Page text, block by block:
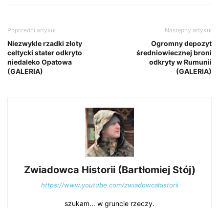
Poprzedni artykuł
Niezwykle rzadki złoty
celtycki stater odkryto
niedaleko Opatowa
(GALERIA)
Następny artykuł
Ogromny depozyt
średniowiecznej broni
odkryty w Rumunii
(GALERIA)
Zwiadowca Historii (Bartłomiej Stój)
https://www.youtube.com/zwiadowcahistorii
szukam... w gruncie rzeczy.